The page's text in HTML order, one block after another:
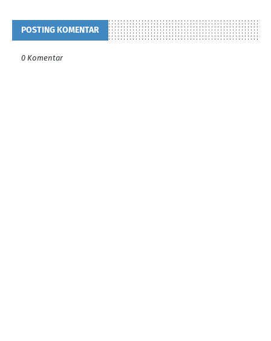
POSTING KOMENTAR
0 Komentar